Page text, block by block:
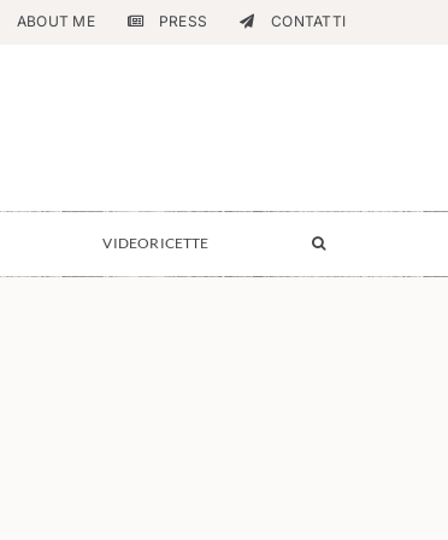
ABOUT ME PRESS CONTATTI
VIDEORICETTE